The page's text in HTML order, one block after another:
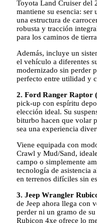
Toyota Land Cruiser del
mantiene su esencia:
una estructura de
robusta y tracción
para los caminos de
Además, incluye un
el vehículo a diferentes
modernizado sin perder
perfecto entre utilidad y
2. Ford Ranger Raptor
pick-up con espíritu
elección ideal. Su
biturbo hacen que volar
sea una experiencia
Viene equipada con
Crawl y Mud/Sand,
campo o simplemente
tecnología de asistencia
en terrenos difíciles sin
3. Jeep Wrangler
de Jeep ahora llega con
perder ni un gramo de
Rubicon 4xe ofrece lo